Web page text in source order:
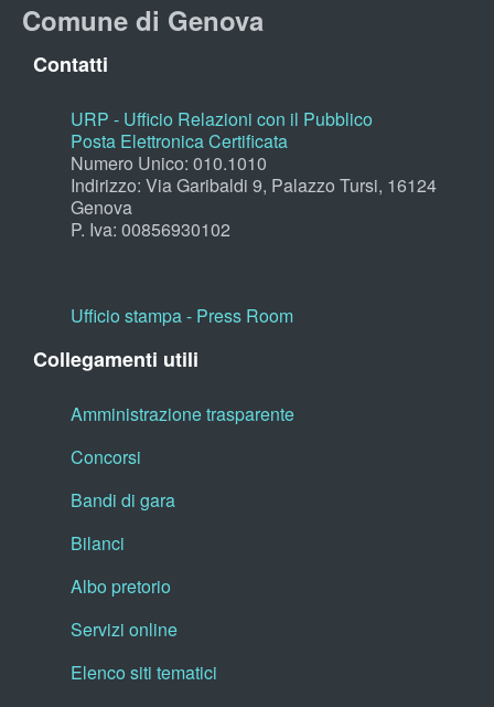
Comune di Genova
Contatti
URP - Ufficio Relazioni con il Pubblico
Posta Elettronica Certificata
Numero Unico: 010.1010
Indirizzo: Via Garibaldi 9, Palazzo Tursi, 16124
Genova
P. Iva: 00856930102
Ufficio stampa - Press Room
Collegamenti utili
Amministrazione trasparente
Concorsi
Bandi di gara
Bilanci
Albo pretorio
Servizi online
Elenco siti tematici